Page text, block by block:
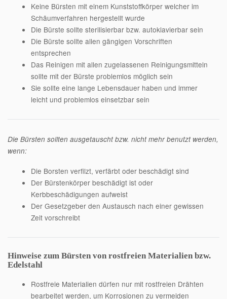
Keine Bürsten mit einem Kunststoffkörper welcher im
Schäumverfahren hergestellt wurde
Die Bürste sollte sterilisierbar bzw. autoklavierbar sein
Die Bürste sollte allen gängigen Vorschriften
entsprechen
Das Reinigen mit allen zugelassenen Reinigungsmitteln
sollte mit der Bürste problemlos möglich sein
Sie sollte eine lange Lebensdauer haben und immer
leicht und problemlos einsetzbar sein
Die Bürsten sollten ausgetauscht bzw. nicht mehr benutzt werden,
wenn:
Die Borsten verfilzt, verfärbt oder beschädigt sind
Der Bürstenkörper beschädigt ist oder
Kerbbeschädigungen aufweist
Der Gesetzgeber den Austausch nach einer gewissen
Zeit vorschreibt
Hinweise zum Bürsten von rostfreien Materialien bzw.
Edelstahl
Rostfreie Materialien dürfen nur mit rostfreien Drähten
bearbeitet werden, um Korrosionen zu vermeiden